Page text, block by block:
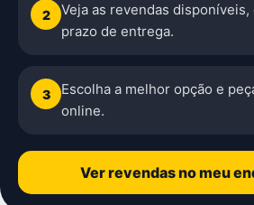
2
Veja as revendas disponíveis,
prazo de entrega.
3
Escolha a melhor opção e
online.
Ver revendas no meu